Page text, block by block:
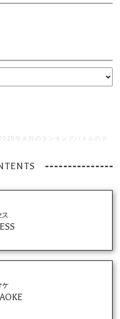
年８月のランキングバトルのテ
ケ